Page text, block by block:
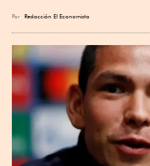
Por Redacción El Economista